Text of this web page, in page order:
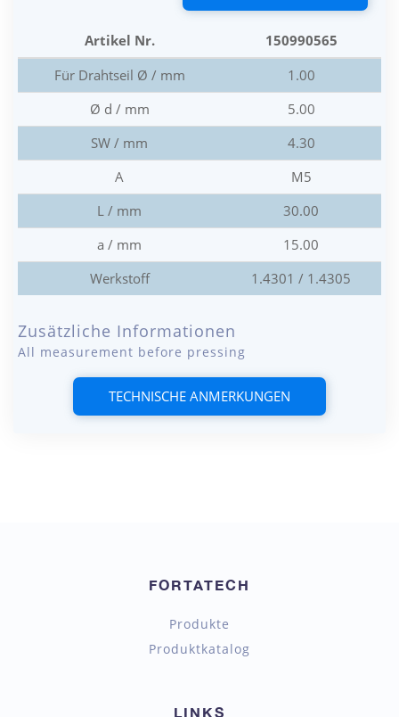
Artikel Nr.
150990565
Für Drahtseil Ø / mm
1.00
Ø d / mm
5.00
SW / mm
4.30
A
M5
L / mm
30.00
a / mm
15.00
Werkstoff
1.4301 / 1.4305
Zusätzliche Informationen
All measurement before pressing
TECHNISCHE ANMERKUNGEN
FORTATECH
Produkte
Produktkatalog
LINKS